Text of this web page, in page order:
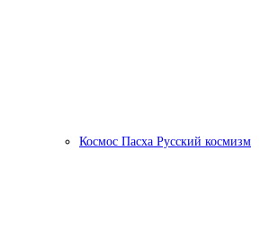
Космос Пасха Русский космизм